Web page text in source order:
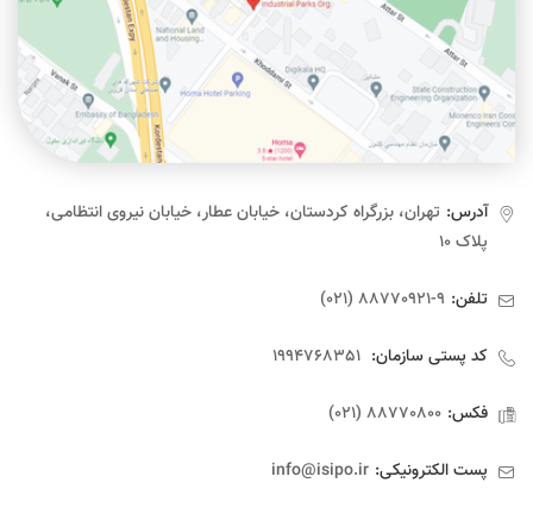
آدرس: تهران، بزرگراه کردستان، خیابان عطار، خیابان نیروی انتظامی،
پلاک ۱۰
تلفن: 9-88770921 (021)
کد پستی سازمان:
فکس: 88770800 (021)
پست الکترونیکی: info@isipo.ir